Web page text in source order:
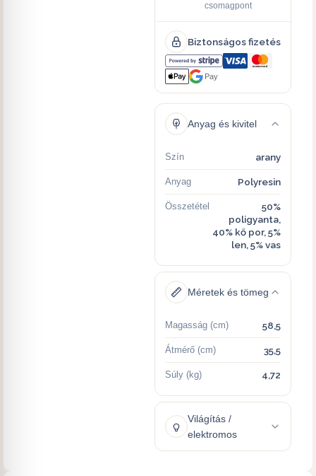
csomagpont
Biztonságos fizetés
Pay
Anyag és kivitel
Szín arany
Anyag Polyresin
Összetétel
50%
poligyanta,
40% kő por, 5%
len, 5% vas
Méretek és tömeg
Magasság (cm) 58,5
Átmérő (cm) 35,5
Súly (kg) 4,72
Világítás /
elektromos